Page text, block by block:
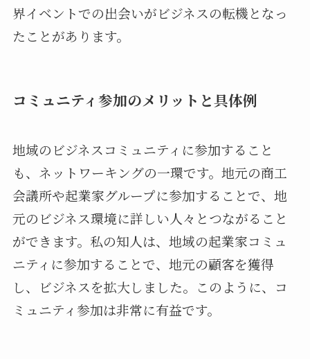
界イベントでの出会いがビジネスの転機となっ
たことがあります。
コミュニティ参加のメリットと具体例
地域のビジネスコミュニティに参加すること
も、ネットワーキングの一環です。地元の商工
会議所や起業家グループに参加することで、地
元のビジネス環境に詳しい人々とつながること
ができます。私の知人は、地域の起業家コミュ
ニティに参加することで、地元の顧客を獲得
し、ビジネスを拡大しました。このように、コ
ミュニティ参加は非常に有益です。